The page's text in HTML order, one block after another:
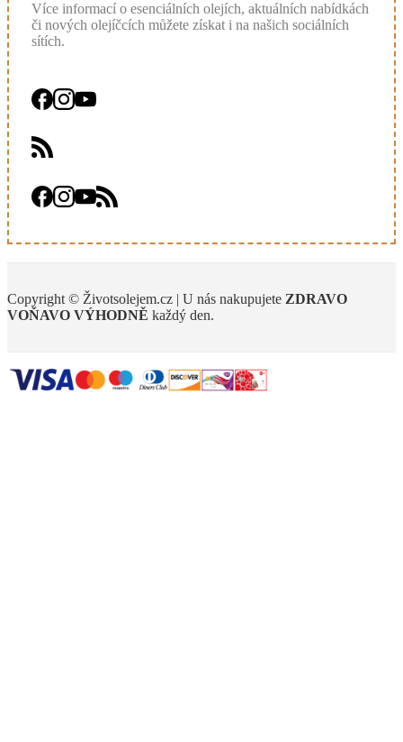
Více informací o esenciálních olejích, aktuálních nabídkách
či nových olejíčcích můžete získat i na našich sociálních
sítích.
Copyright © Životsolejem.cz | U nás nakupujete ZDRAVO
VOŇAVO VÝHODNĚ každý den.